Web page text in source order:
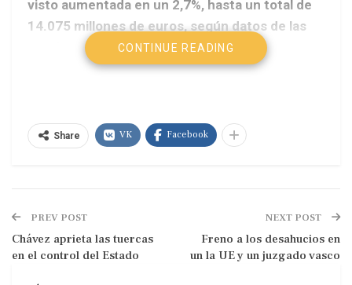
visto aumentada en un 2,7%, hasta un total de
14.075 millones de euros, según datos de las
propias entidades.
Tercera Información
CONTINUE READING
Share VK Facebook
PREV POST
Chávez aprieta las tuercas
en el control del Estado
NEXT POST
Freno a los desahucios en
un la UE y un juzgado vasco